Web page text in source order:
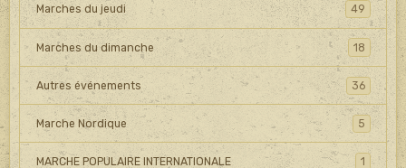
Marches du jeudi 49
Marches du dimanche 18
Autres événements 36
Marche Nordique 5
MARCHE POPULAIRE INTERNATIONALE 1